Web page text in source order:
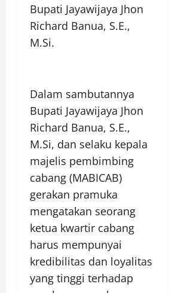
Bupati Jayawijaya Jhon
Richard Banua, S.E.,
M.Si.
Dalam sambutannya
Bupati Jayawijaya Jhon
Richard Banua, S.E.,
M.Si, dan selaku kepala
majelis pembimbing
cabang (MABICAB)
gerakan pramuka
mengatakan seorang
ketua kwartir cabang
harus mempunyai
kredibilitas dan loyalitas
yang tinggi terhadap